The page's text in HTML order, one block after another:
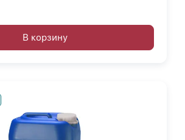
В корзину